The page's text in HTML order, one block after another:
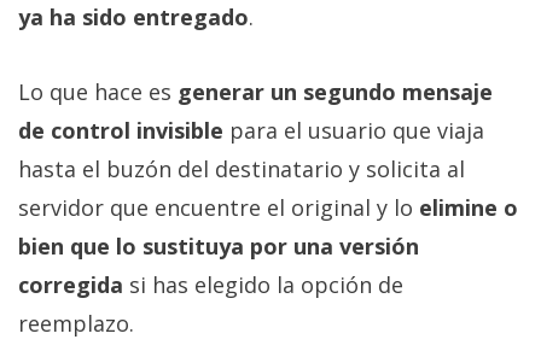
ya ha sido entregado.
Lo que hace es generar un segundo mensaje
de control invisible para el usuario que viaja
hasta el buzón del destinatario y solicita al
servidor que encuentre el original y lo elimine o
bien que lo sustituya por una versión
corregida si has elegido la opción de
reemplazo.